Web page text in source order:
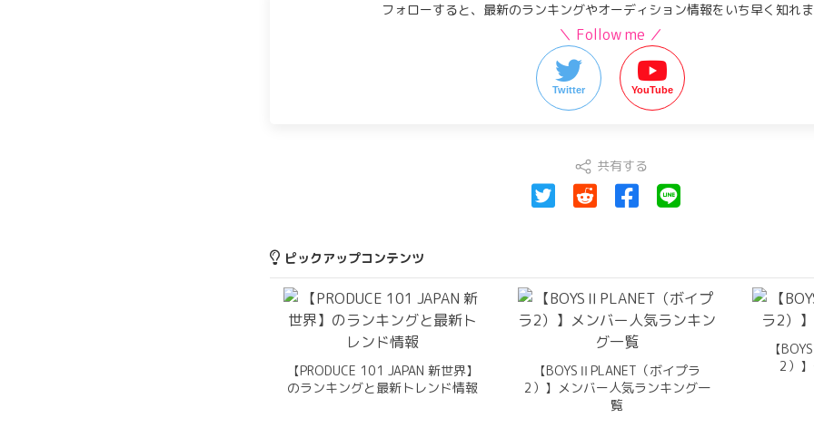
フォローすると、最新のランキングやオーディション情報をいち早く知れ
＼ Follow me ／
Twitter YouTube
共有する
ピックアップコンテンツ
【PRODUCE 101 JAPAN 新世界】
のランキングと最新トレンド情報
【BOYSⅡPLANET（ボイプラ
2）】メンバー人気ランキング一
覧
【
2）